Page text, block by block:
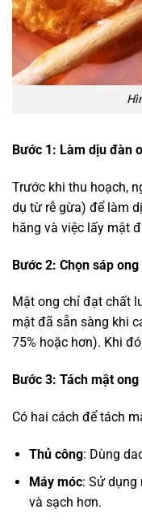
Bước 1: Làm dịu đàn
Trước khi thu hoạch,
dụ từ rễ gừa) để làm
hăng và việc lấy mật
Bước 2: Chọn sáp
Mật ong chỉ đạt chất
mật đã sẵn sàng khi
75% hoặc hơn). Khi
Bước 3: Tách mật ong
Có hai cách để tách
Thủ công: Dùng
Máy móc: Sử dụng
và sạch hơn.